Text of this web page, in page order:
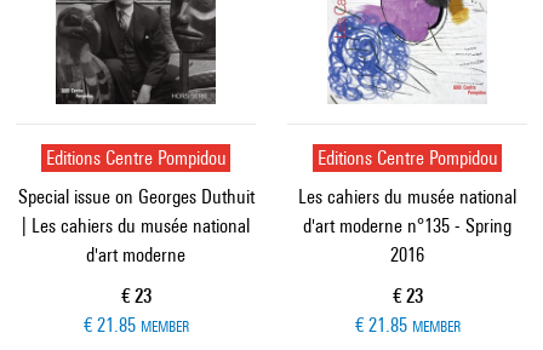
Editions Centre Pompidou
Special issue on Georges Duthuit
| Les cahiers du musée national
d'art moderne
Current price
€ 23
€ 21.85 MEMBER
Editions Centre Pompidou
Les cahiers du musée national
d'art moderne n°135 - Spring
2016
Current price
€ 23
€ 21.85 MEMBER